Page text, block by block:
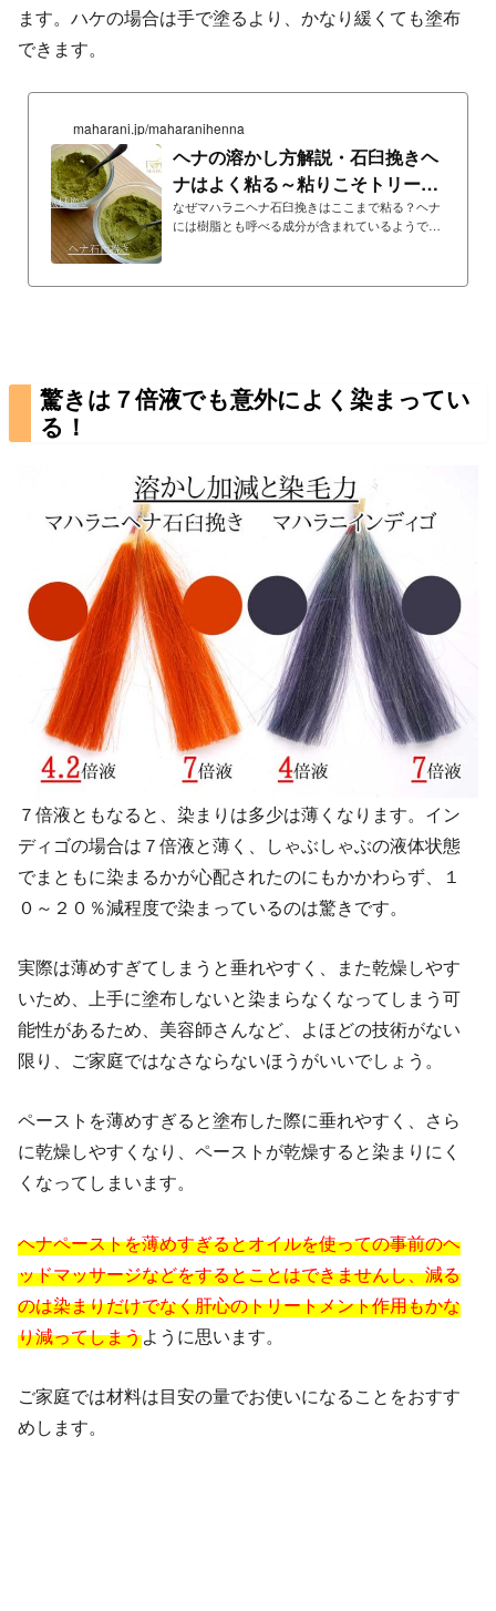
ます。ハケの場合は手で塗るより、かなり緩くても塗布
できます。
maharani.jp/maharanihenna
ヘナの溶かし方解説・石臼挽きヘ
ナはよく粘る～粘りこそトリート
メント作用
なぜマハラニヘナ石臼挽きはここまで粘る？ヘナ
には樹脂とも呼べる成分が含まれているようでヘ
うなもので粘り成分です。マハラニヘナ石臼挽き
は粘りが強く...
驚きは７倍液でも意外によく染まってい
る！
７倍液ともなると、染まりは多少は薄くなります。イン
ディゴの場合は７倍液と薄く、しゃぶしゃぶの液体状態
でまともに染まるかが心配されたのにもかかわらず、１
０～２０％減程度で染まっているのは驚きです。
実際は薄めすぎてしまうと垂れやすく、また乾燥しやす
いため、上手に塗布しないと染まらなくなってしまう可
能性があるため、美容師さんなど、よほどの技術がない
限り、ご家庭ではなさならないほうがいいでしょう。
ペーストを薄めすぎると塗布した際に垂れやすく、さら
に乾燥しやすくなり、ペーストが乾燥すると染まりにく
くなってしまいます。
ヘナペーストを薄めすぎるとオイルを使っての事前のヘ
ッドマッサージなどをするとことはできませんし、減る
のは染まりだけでなく肝心のトリートメント作用もかな
り減ってしまうように思います。
ご家庭では材料は目安の量でお使いになることをおすす
めします。